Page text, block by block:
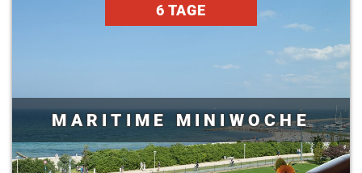
6 TAGE
MARITIME MINIWOCHE